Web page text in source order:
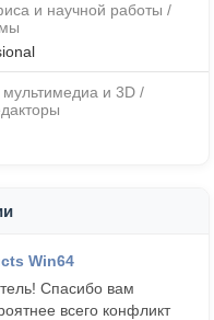
и научной работы /
и 3D /
Win64
Спасибо вам
всего конфликт